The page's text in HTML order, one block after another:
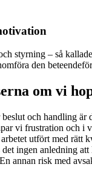
styrning – så
den
om vi
och handling är
vi frustration och i
utfört med rätt
ingen anledning
annan risk med